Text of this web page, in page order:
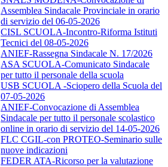
Assemblea Sindacale Provinciale in orario
di servizio del 06-05-2026
CISL SCUOLA-Incontro-Riforma Istituti
Tecnici del 08-05-2026
ANIEF-Rassegna Sindacale N. 17/2026
ASA SCUOLA-Comunicato Sindacale
per tutto il personale della scuola
USB SCUOLA -Sciopero della Scuola del
07-05-2026
ANIEF-Convocazione di Assemblea
Sindacale per tutto il personale scolastico
online in orario di servizio del 14-05-2026
FLC CGIL-con PROTEO-Seminario sulle
nuove indicazioni
FEDER ATA-Ricorso per la valutazione